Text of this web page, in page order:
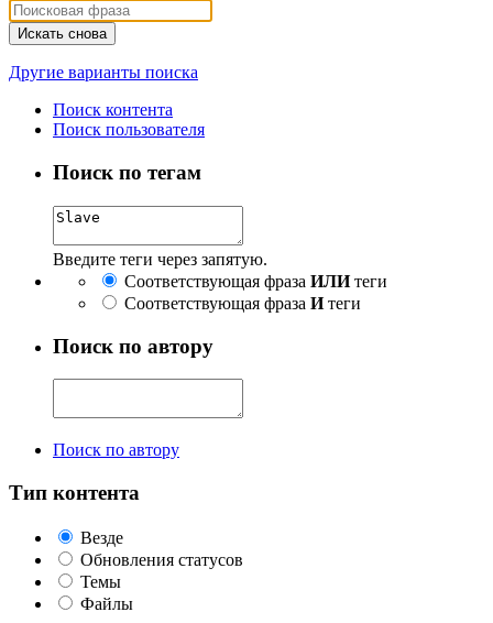
Искать снова
Другие варианты поиска
Поиск контента
Поиск пользователя
Поиск по тегам
Введите теги через запятую.
Соответствующая фраза ИЛИтеги
Соответствующая фраза Итеги
Поиск по автору
Поиск по автору
Тип контента
Везде
Обновления статусов
Темы
Файлы